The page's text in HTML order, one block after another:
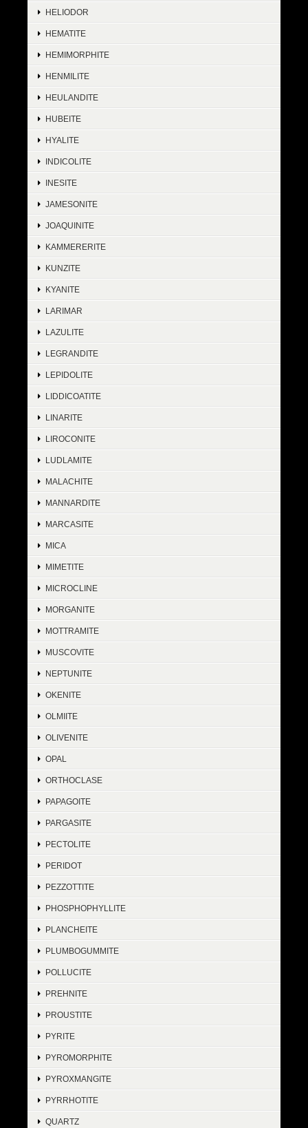
HELIODOR
HEMATITE
HEMIMORPHITE
HENMILITE
HEULANDITE
HUBEITE
HYALITE
INDICOLITE
INESITE
JAMESONITE
JOAQUINITE
KAMMERERITE
KUNZITE
KYANITE
LARIMAR
LAZULITE
LEGRANDITE
LEPIDOLITE
LIDDICOATITE
LINARITE
LIROCONITE
LUDLAMITE
MALACHITE
MANNARDITE
MARCASITE
MICA
MIMETITE
MICROCLINE
MORGANITE
MOTTRAMITE
MUSCOVITE
NEPTUNITE
OKENITE
OLMIITE
OLIVENITE
OPAL
ORTHOCLASE
PAPAGOITE
PARGASITE
PECTOLITE
PERIDOT
PEZZOTTITE
PHOSPHOPHYLLITE
PLANCHEITE
PLUMBOGUMMITE
POLLUCITE
PREHNITE
PROUSTITE
PYRITE
PYROMORPHITE
PYROXMANGITE
PYRRHOTITE
QUARTZ